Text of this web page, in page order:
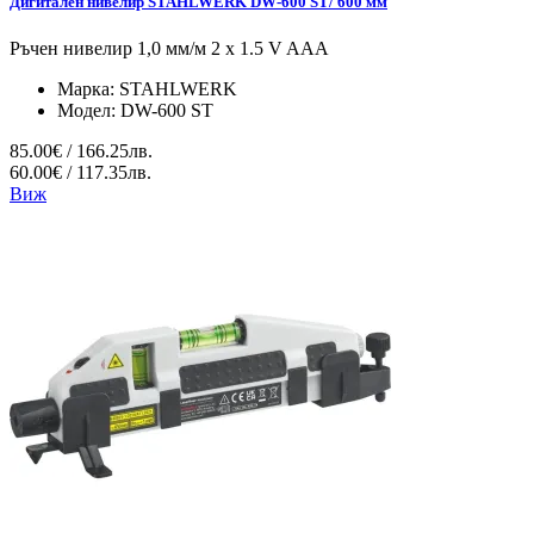
Ръчен нивелир 1,0 мм/м 2 x 1.5 V AAA
Марка: STAHLWERK
Модел: DW-600 ST
85.00€ / 166.25лв.
60.00€ / 117.35лв.
Виж